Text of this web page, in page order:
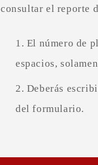
consultar el reporte
El número de
espacios,
Deberás
del formulario.